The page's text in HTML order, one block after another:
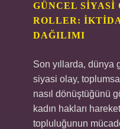
GÜNCEL SIYASI
ROLLER:
DAĞILIMI
Son yıllarda, dünya
siyasi olay,
nasıl dönüştüğünü
kadın hakları
topluluğunun